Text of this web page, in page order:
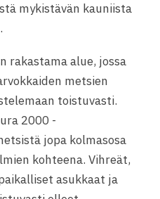
mykistävän kauniista
rakastama alue, jossa
metsien
toistuvasti.
2000 -
jopa kolmasosa
kohteena. Vihreät,
asukkaat ja